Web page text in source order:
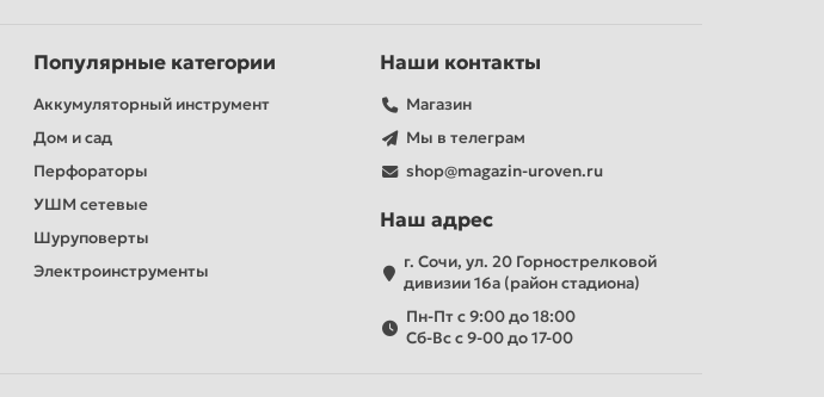
Популярные категории
Аккумуляторный инструмент
Дом и сад
Перфораторы
УШМ сетевые
Шуруповерты
Электроинструменты
Наши контакты
Магазин
Мы в телеграм
shop@magazin-uroven.ru
Наш адрес
г. Сочи, ул. 20 Горнострелковой
дивизии 16а (район стадиона)
Пн-Пт с 9:00 до 18:00
Сб-Вс с 9-00 до 17-00